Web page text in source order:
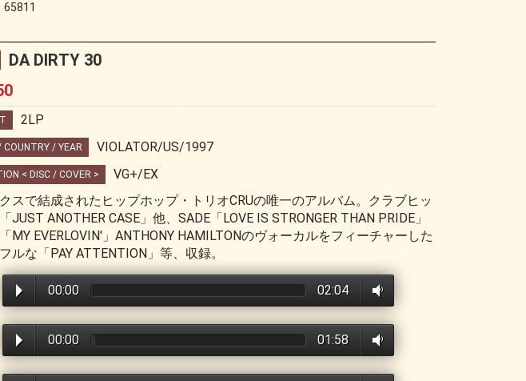
65811
DA DIRTY 30
2LP
COUNTRY / YEAR VIOLATOR/US/1997
< DISC / COVER >
VG+/EX
スで結成されたヒップホップ・トリオCRUの唯一のアルバム。クラブヒッ
JUST ANOTHER CASE」他、SADE「LOVE IS STRONGER THAN PRIDE」
MY EVERLOVIN'」ANTHONY HAMILTONのヴォーカルをフィーチャーした
ルな「PAY ATTENTION」等、収録。
00:00 02:04
00:00 01:58